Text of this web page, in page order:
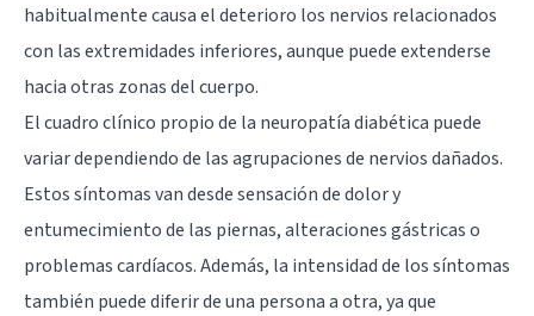
habitualmente causa el deterioro los nervios relacionados
con las extremidades inferiores, aunque puede extenderse
hacia otras zonas del cuerpo.
El cuadro clínico propio de la neuropatía diabética puede
variar dependiendo de las agrupaciones de nervios dañados.
Estos síntomas van desde sensación de dolor y
entumecimiento de las piernas, alteraciones gástricas o
problemas cardíacos. Además, la intensidad de los síntomas
también puede diferir de una persona a otra, ya que